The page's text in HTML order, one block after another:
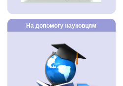
На допомогу науковцям